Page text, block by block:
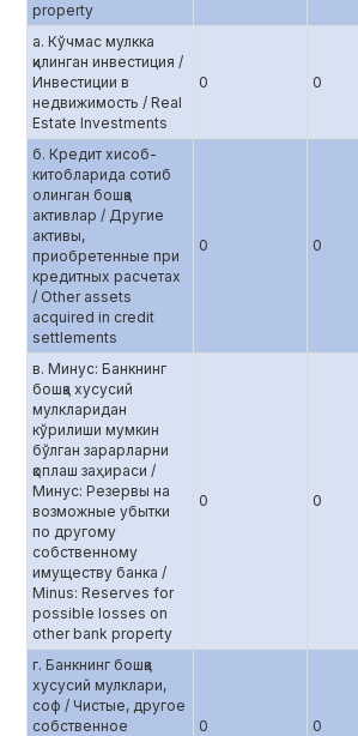
property
а. Кўчмас мулкка
қилинган инвестиция /
Инвестиции в
недвижимость / Real
Estate Investments
0 0
б. Кредит хисоб-
китобларида сотиб
олинган бошқа
активлар / Другие
активы,
приобретенные при
кредитных расчетах
/ Other assets
acquired in credit
settlements
0 0
в. Минус: Банкнинг
бошқа хусусий
мулкларидан
кўрилиши мумкин
бўлган зарарларни
қоплаш заҳираси /
Минус: Резервы на
возможные убытки
по другому
собственному
имуществу банка /
Minus: Reserves for
possible losses on
other bank property
0 0
г. Банкнинг бошқа
хусусий мулклари,
соф / Чистые, другое
собственное
0 0